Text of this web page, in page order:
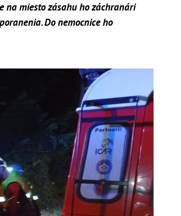
na miesto zásahu ho záchranári
Do nemocnice ho